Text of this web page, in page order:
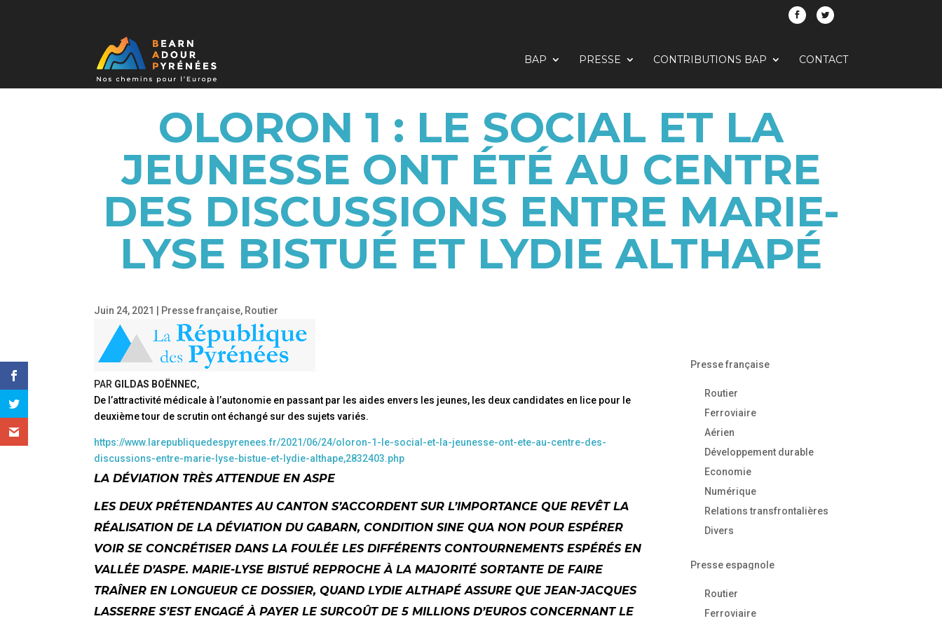
BAP PRESSE CONTRIBUTIONS BAP CONTACT
OLORON 1 : LE SOCIAL ET LA
JEUNESSE ONT ÉTÉ AU CENTRE
DES DISCUSSIONS ENTRE MARIE-
LYSE BISTUÉ ET LYDIE ALTHAPÉ
Juin 24, 2021 Presse française, Routier
PAR GILDAS BOËNNEC,
De l’attractivité médicale à l’autonomie en passant par les aides envers les jeunes, les deux candidates en lice pour le
deuxième tour de scrutin ont échangé sur des sujets variés.
https://www.larepubliquedespyrenees.fr/2021/06/24/oloron-1-le-social-et-la-jeunesse-ont-ete-au-centre-des-
discussions-entre-marie-lyse-bistue-et-lydie-althape,2832403.php
LA DÉVIATION TRÈS ATTENDUE EN ASPE
LES DEUX PRÉTENDANTES AU CANTON S’ACCORDENT SUR L’IMPORTANCE QUE REVÊT LA
RÉALISATION DE LA DÉVIATION DU GABARN, CONDITION SINE QUA NON POUR ESPÉRER
VOIR SE CONCRÉTISER DANS LA FOULÉE LES DIFFÉRENTS CONTOURNEMENTS ESPÉRÉS EN
VALLÉE D’ASPE. MARIE-LYSE BISTUÉ REPROCHE À LA MAJORITÉ SORTANTE DE FAIRE
TRAÎNER EN LONGUEUR CE DOSSIER, QUAND LYDIE ALTHAPÉ ASSURE QUE JEAN-JACQUES
LASSERRE S’EST ENGAGÉ À PAYER LE SURCOÛT DE 5 MILLIONS D’EUROS CONCERNANT LE
Presse française
Routier
Ferroviaire
Aérien
Développement durable
Economie
Numérique
Relations transfrontalières
Divers
Presse espagnole
Routier
Ferroviaire